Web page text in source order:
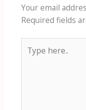
Your email
Required fields
here..